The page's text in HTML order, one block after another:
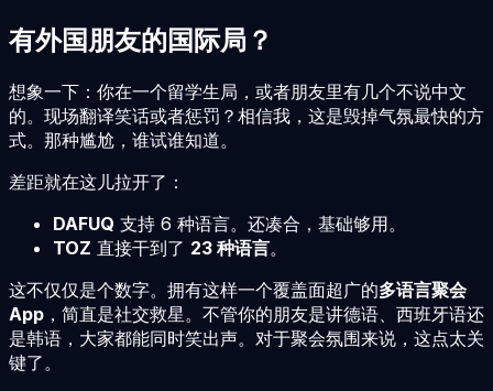
有外国朋友的国际局？
想象一下：你在一个留学生局，或者朋友里有几个不说中文
的。现场翻译笑话或者惩罚？相信我，这是毁掉气氛最快的方
式。那种尴尬，谁试谁知道。
差距就在这儿拉开了：
DAFUQ 支持 6 种语言。还凑合，基础够用。
TOZ 直接干到了 23 种语言。
这不仅仅是个数字。拥有这样一个覆盖面超广的多语言聚会
App ，简直是社交救星。不管你的朋友是讲德语、西班牙语还
是韩语，大家都能同时笑出声。对于聚会氛围来说，这点太关
键了。